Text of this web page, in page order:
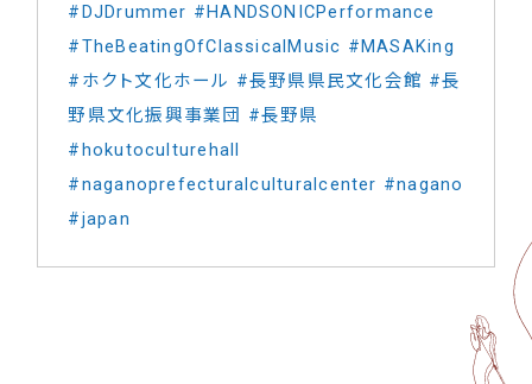
#DJDrummer #HANDSONICPerformance
#TheBeatingOfClassicalMusic #MASAKing
#ホクト文化ホール #長野県県民文化会館 #長
野県文化振興事業団 #長野県
#hokutoculturehall
#naganoprefecturalculturalcenter #nagano
#japan